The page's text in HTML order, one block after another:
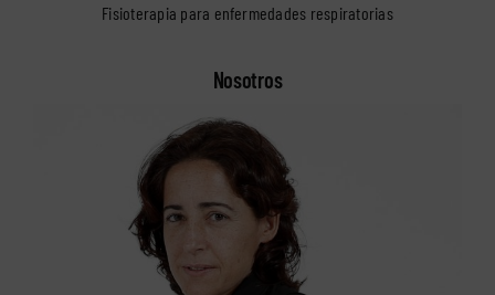
Fisioterapia para enfermedades respiratorias
Nosotros